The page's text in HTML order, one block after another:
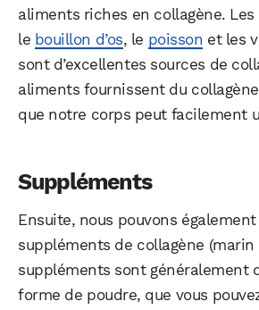
aliments riches en collagène.
le bouillon d’os, le poisson et les
sont d’excellentes sources de
aliments fournissent du
que notre corps peut facilement
Suppléments
Ensuite, nous pouvons
suppléments de collagène (marin
suppléments sont généralement
forme de poudre, que vous